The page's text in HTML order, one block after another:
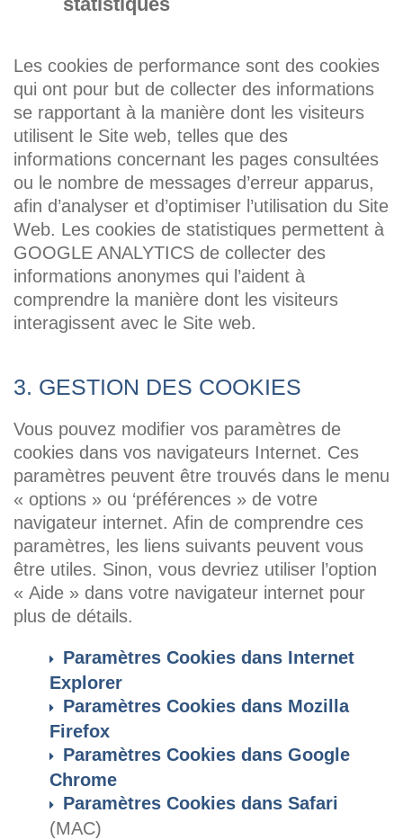
Les cookies de performance sont des cookies
qui ont pour but de collecter des informations
se rapportant à la manière dont les visiteurs
utilisent le Site web, telles que des
informations concernant les pages consultées
ou le nombre de messages d’erreur apparus,
afin d’analyser et d’optimiser l’utilisation du Site
Web. Les cookies de statistiques permettent à
GOOGLE ANALYTICS de collecter des
informations anonymes qui l’aident à
comprendre la manière dont les visiteurs
interagissent avec le Site web.
3. GESTION DES COOKIES
Vous pouvez modifier vos paramètres de
cookies dans vos navigateurs Internet. Ces
paramètres peuvent être trouvés dans le menu
« options » ou ‘préférences » de votre
navigateur internet. Afin de comprendre ces
paramètres, les liens suivants peuvent vous
être utiles. Sinon, vous devriez utiliser l’option
« Aide » dans votre navigateur internet pour
plus de détails.
Paramètres Cookies dans Internet
Explorer
Paramètres Cookies dans Mozilla
Firefox
Paramètres Cookies dans Google
Chrome
Paramètres Cookies dans Safari
(MAC)